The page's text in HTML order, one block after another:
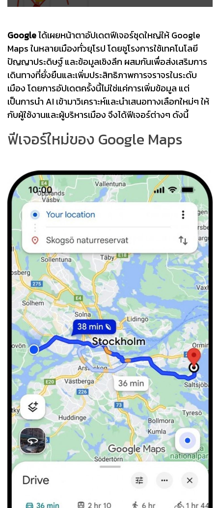
Googleได้เผยหน้าตาอัปเดตฟีเจอร์ชุดใหญ่ให้ Google
Maps ในหลายเมืองทั่วยุโรป โดยชูโรงการใช้เทคโนโลยี
ปัญญาประดิษฐ์ และข้อมูลเชิงลึก ผสมกันเพื่อส่งเสริมการ
เดินทางที่ยั่งยืนและเพิ่มประสิทธิภาพการจราจรในระดับ
เมือง โดยการอัปเดตครั้งนี้ไม่ใช่แค่การเพิ่มข้อมูล แต่
เป็นการนำ AI เข้ามาวิเคราะห์และนำเสนอทางเลือกใหม่ๆ ให้
กับผู้ใช้งานและผู้บริหารเมือง จึงได้ฟีเจอร์ต่างๆ ดังนี้
ฟีเจอร์ใหม่ของ Google Maps